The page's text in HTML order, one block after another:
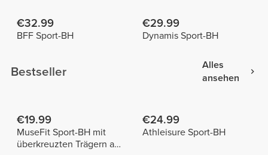
€32.99
BFF Sport-BH
€29.99
Dynamis Sport-BH
Bestseller
Alles
ansehen
€19.99
MuseFit Sport-BH mit
überkreuzten Trägern am
€24.99
Athleisure Sport-BH